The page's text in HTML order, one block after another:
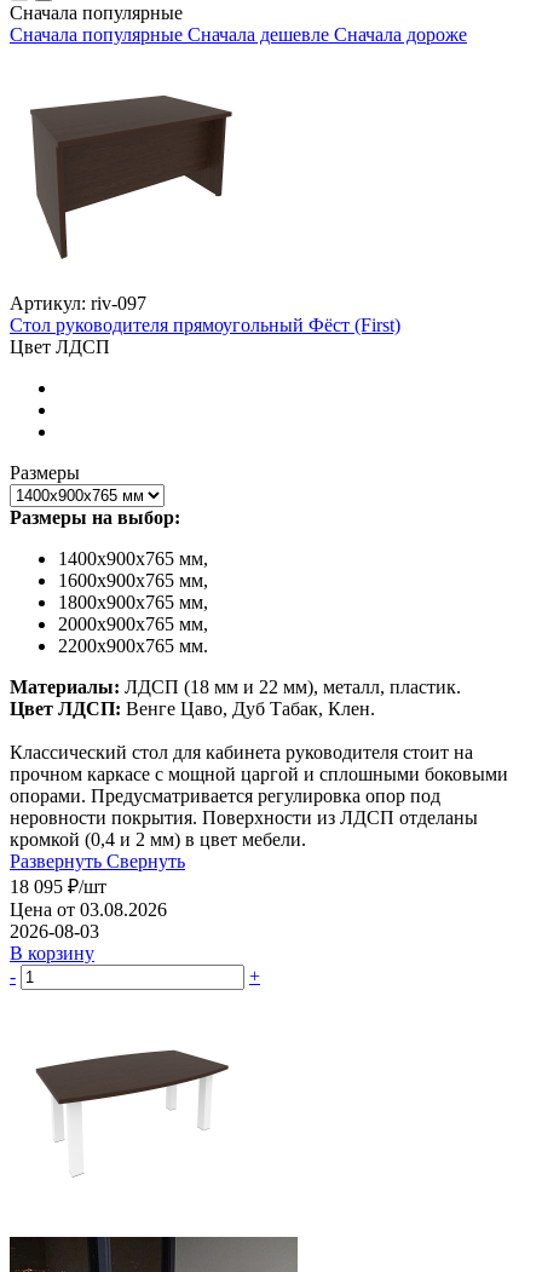
Сначала популярные
Сначала популярные Сначала дешевле Сначала дороже
Артикул: riv-097
Стол руководителя прямоугольный Фёст (First)
Цвет ЛДСП
Размеры
Размеры на выбор:
1400х900х765 мм,
1600х900х765 мм,
1800х900х765 мм,
2000х900х765 мм,
2200х900х765 мм.
Материалы: ЛДСП (18 мм и 22 мм), металл, пластик.
Цвет ЛДСП: Венге Цаво, Дуб Табак, Клен.
Классический стол для кабинета руководителя стоит на
прочном каркасе с мощной царгой и сплошными боковыми
опорами. Предусматривается регулировка опор под
неровности покрытия. Поверхности из ЛДСП отделаны
кромкой (0,4 и 2 мм) в цвет мебели.
Развернуть Свернуть
18 095 ₽/шт
Цена от 03.08.2026
2026-08-03
В корзину
-
+